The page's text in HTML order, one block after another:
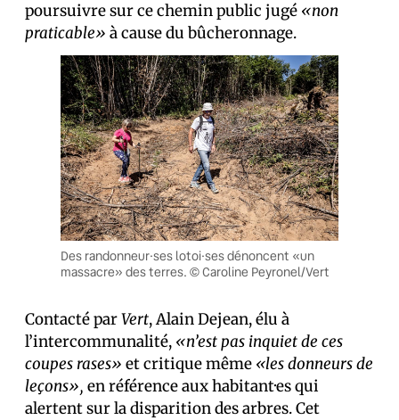
poursuivre sur ce chemin public jugé «non
praticable» à cause du bûcheronnage.
Des randonneur·ses lotoi·ses dénoncent «un
massacre» des terres. © Caroline Peyronel/Vert
Contacté parVert, Alain Dejean, élu à
l’intercommunalité, «n’est pas inquiet de ces
coupes rases» et critique même «les donneurs de
leçons», en référence aux habitant·es qui
alertent sur la disparition des arbres. Cet